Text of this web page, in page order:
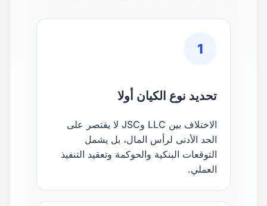
1
تحديد نوع الكيان أولا
الاختلاف بين LLC وJSC لا يقتصر على
الحد الأدنى لرأس المال، بل يشمل
التوقعات البنكية والحوكمة وتعقيد التنفيذ
العملي.